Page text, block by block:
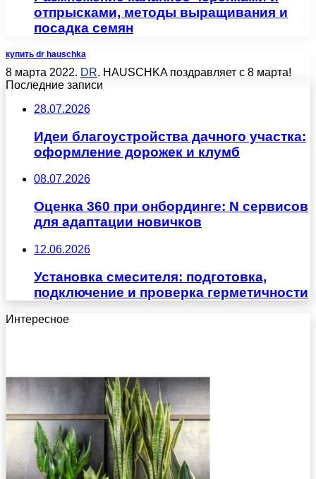
отпрысками, методы выращивания и
посадка семян
купить dr hauschka
8 марта 2022. DR. HAUSCHKA поздравляет с 8 марта!
Последние записи
28.07.2026
Идеи благоустройства дачного участка:
оформление дорожек и клумб
08.07.2026
Оценка 360 при онбординге: N сервисов
для адаптации новичков
12.06.2026
Установка смесителя: подготовка,
подключение и проверка герметичности
Интересное